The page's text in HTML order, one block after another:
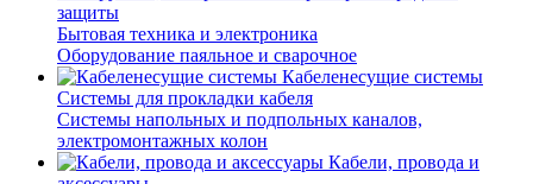
защиты
Бытовая техника и электроника
Оборудование паяльное и сварочное
Кабеленесущие системы
Системы для прокладки кабеля
Системы напольных и подпольных каналов,
электромонтажных колон
Кабели, провода и